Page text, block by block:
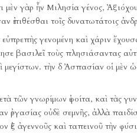
μὲν γὰρ ἦν Μιλησία γένος,
τοῖς δυνατωτάτοις
γενομένη καὶ χάριν
βασιλεῖ τοὺς πλησιάσαντας
μεγίστων. τὴν δ Ἀσπασίαν οἱ μὲν
τῶν γνωρίμων ἐφοίτα, καὶ τὰς
ἐργασίας οὐδὲ σεμνῆς, ἀλλὰ
ἐξ ἀγεννοῦς καὶ ταπεινοῦ τὴν